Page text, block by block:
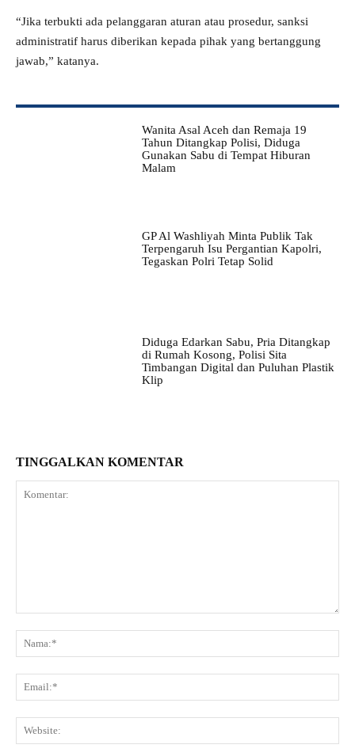
“Jika terbukti ada pelanggaran aturan atau prosedur, sanksi
administratif harus diberikan kepada pihak yang bertanggung
jawab,” katanya.
Wanita Asal Aceh dan Remaja 19
Tahun Ditangkap Polisi, Diduga
Gunakan Sabu di Tempat Hiburan
Malam
GP Al Washliyah Minta Publik Tak
Terpengaruh Isu Pergantian Kapolri,
Tegaskan Polri Tetap Solid
Diduga Edarkan Sabu, Pria Ditangkap
di Rumah Kosong, Polisi Sita
Timbangan Digital dan Puluhan Plastik
Klip
TINGGALKAN KOMENTAR